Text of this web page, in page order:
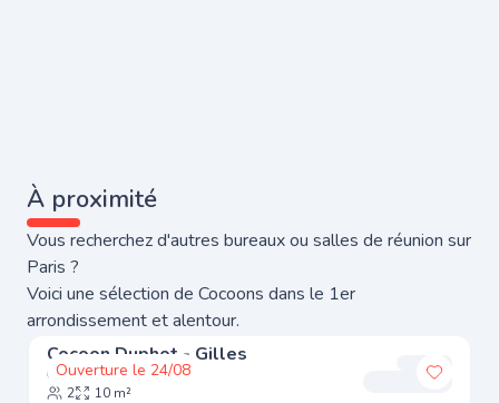
À proximité
Vous recherchez d'autres bureaux ou salles de réunion sur
Paris ?
Voici une sélection de Cocoons dans le 1er
arrondissement et alentour.
Ouverture le 24/08
Cocoon Duphot - Gilles
Madeleine
2
10 m²